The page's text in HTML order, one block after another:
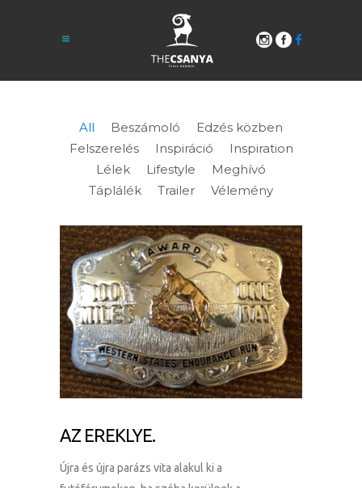
All Beszámoló
Edzés közben
Felszerelés
Inspiráció
Inspiration
Lélek
Lifestyle
Meghívó
Táplálék
Trailer Vélemény
AZ EREKLYE.
Újra és újra parázs vita alakul ki a